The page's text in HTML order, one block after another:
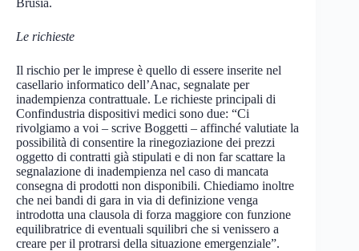
Brusia.
Le richieste
Il rischio per le imprese è quello di essere inserite nel
casellario informatico dell’Anac, segnalate per
inadempienza contrattuale. Le richieste principali di
Confindustria dispositivi medici sono due: “Ci
rivolgiamo a voi – scrive Boggetti – affinché valutiate la
possibilità di consentire la rinegoziazione dei prezzi
oggetto di contratti già stipulati e di non far scattare la
segnalazione di inadempienza nel caso di mancata
consegna di prodotti non disponibili. Chiediamo inoltre
che nei bandi di gara in via di definizione venga
introdotta una clausola di forza maggiore con funzione
equilibratrice di eventuali squilibri che si venissero a
creare per il protrarsi della situazione emergenziale”.